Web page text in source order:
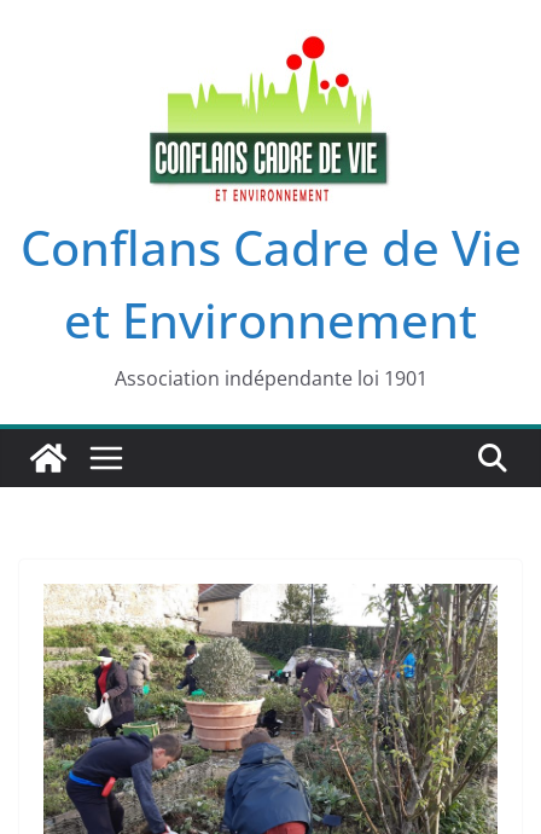
Conflans Cadre de Vie
et Environnement
Association indépendante loi 1901